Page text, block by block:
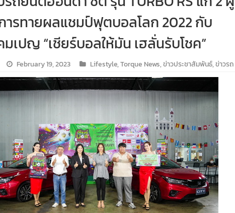
ารทายผลแชมป์ฟุตบอลโลก 2022 กับ
มเปญ “เชียร์บอลให้มัน เฮลั่นรับโชค”
February 19, 2023 Lifestyle,Torque News,ข่าวประชาสัมพันธ์,ข่าวรถ